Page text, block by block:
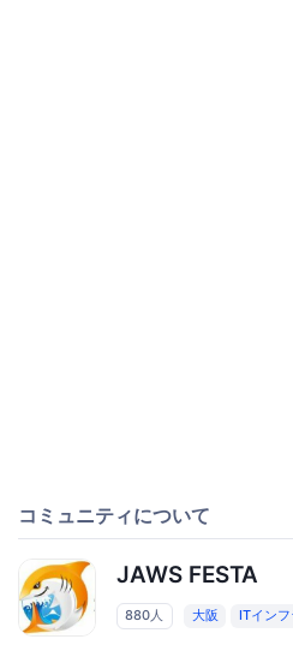
コミュニティについて
JAWS FESTA
880人 大阪 ITインフ